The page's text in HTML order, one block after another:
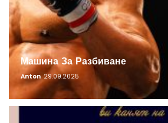
Машина За Разбиване
Anton 29.09.2025